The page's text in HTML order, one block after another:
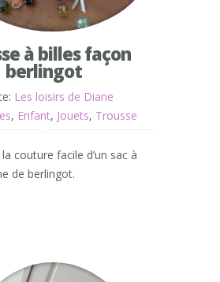
à billes façon
berlingot
Les loisirs de Diane
, Enfant, Jouets, Trousse
couture facile d’un sac à
de berlingot.